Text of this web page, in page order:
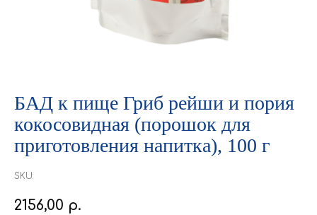
БАД к пище Гриб рейши и пория
кокосовидная (порошок для
приготовления напитка), 100 г
SKU:
2156,00 р.